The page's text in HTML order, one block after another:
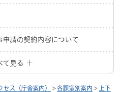
請の契約内容について
て見る
セス（庁舎案内） > 各課室別案内 >
上下